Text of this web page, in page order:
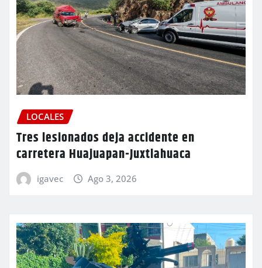
LOCALES
Tres lesionados deja accidente en
carretera Huajuapan-Juxtlahuaca
igavec Ago 3, 2026